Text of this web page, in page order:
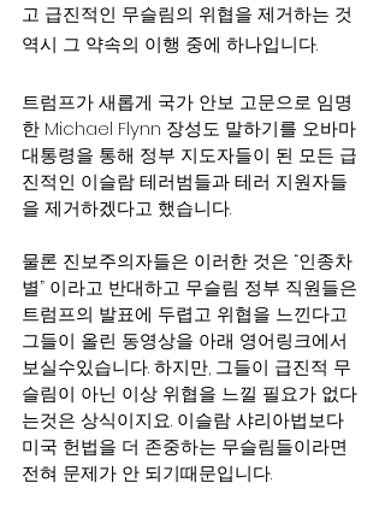
고 급진적인 무슬림의 위협을 제거하는 것
역시 그 약속의 이행 중에 하나입니다.
트럼프가 새롭게 국가 안보 고문으로 임명
한 Michael Flynn 장성도 말하기를 오바마
대통령을 통해 정부 지도자들이 된 모든 급
진적인 이슬람 테러범들과 테러 지원자들
을 제거하겠다고 했습니다.
물론 진보주의자들은 이러한 것은 “인종차
별” 이라고 반대하고 무슬림 정부 직원들은
트럼프의 발표에 두렵고 위협을 느낀다고
그들이 올린 동영상을 아래 영어링크에서
보실수있습니다. 하지만, 그들이 급진적 무
슬림이 아닌 이상 위협을 느낄 필요가 없다
는것은 상식이지요. 이슬람 샤리아법보다
미국 헌법을 더 존중하는 무슬림들이라면
전혀 문제가 안 되기때문입니다.